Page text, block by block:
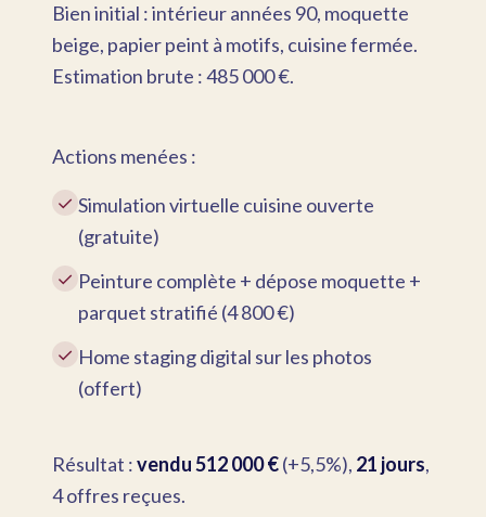
Bien initial : intérieur années 90, moquette
beige, papier peint à motifs, cuisine fermée.
Estimation brute : 485 000 €.
Actions menées :
✓ Simulation virtuelle cuisine ouverte
(gratuite)
✓ Peinture complète + dépose moquette +
parquet stratifié (4 800 €)
✓ Home staging digital sur les photos
(offert)
Résultat :vendu 512 000 €(+5,5%), 21 jours,
4 offres reçues.